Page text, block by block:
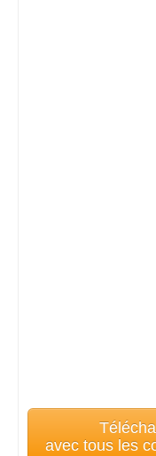
avec tous les